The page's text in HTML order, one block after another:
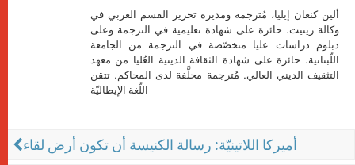
ألين كنعان إيليا، مُترجمة ومديرة تحرير القسم العربي في
وكالة زينيت. حائزة على شهادة تعليمية في الترجمة وعلى
دبلوم دراسات عليا متخصّصة في الترجمة من الجامعة
اللّبنانية. حائزة على شهادة الثقافة الدينية العُليا من معهد
التثقيف الديني العالي. مُترجمة محلَّفة لدى المحاكم. تتقن
اللّغة الإيطاليّة
أميركا اللاتينيّة: رسالة الكنيسة أن تكون أرض لقاء